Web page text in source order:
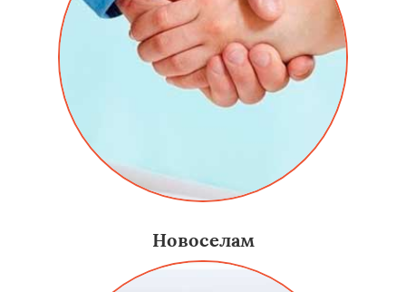
Новоселам